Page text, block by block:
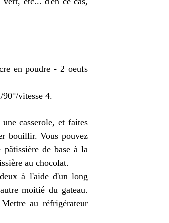
en poudre - 2 oeufs
vitesse 4.
casserole, et faites
bouillir. Vous pouvez
de base à la
au chocolat.
à l'aide d'un long
moitié du gateau.
au réfrigérateur